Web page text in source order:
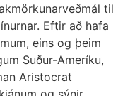
til
Eftir að hafa
eins og þeim
Suður-Ameríku,
Aristocrat